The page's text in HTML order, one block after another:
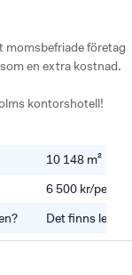
momsbefriade företag
en extra kostnad.
kontorshotell!
10 148 m²
6 500 kr/
Det finns